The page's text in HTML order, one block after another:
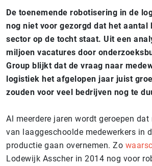
De toenemende robotisering in de
nog niet voor gezorgd dat het aantal
sector op de tocht staat. Uit een
miljoen vacatures door
Group blijkt dat de vraag naar
logistiek het afgelopen jaar juist
zouden voor veel bedrijven nog te
Al meerdere jaren wordt geroepen
van laaggeschoolde medewerkers in
productie gaan overnemen. Zo
Lodewijk Asscher in 2014 nog voor